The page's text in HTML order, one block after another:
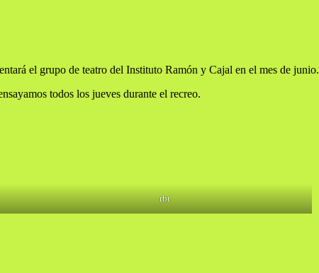
el grupo de teatro del Instituto Ramón y Cajal en el mes de junio.
todos los jueves durante el recreo.
rbt